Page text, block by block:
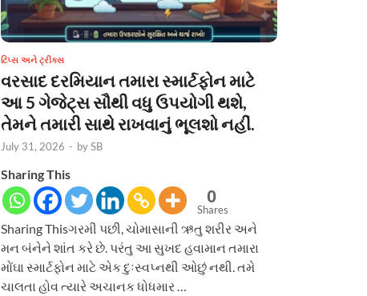
ટિપ્સ અને ટ્રીક્સ
વરસાદ દરમિયાન તમારા સ્માર્ટફોન માટે
આ 5 ગેજેટ્સ સૌથી વધુ ઉપયોગી થશે,
તેમને તમારી સાથે રાખવાનું ભૂલશો નહીં.
July 31, 2026 - bySB
Sharing This
0
Shares
Sharing Thisગરમી પછી, ચોમાસાની ઋતુ શરીર અને
મન બંનેને શાંત કરે છે. પરંતુ આ સુખદ હવામાન તમારા
મોંઘા સ્માર્ટફોન માટે એક દુઃસ્વપ્નથી ઓછું નથી. તમે
ચાલતા હોવ ત્યારે અચાનક ધોધમાર …